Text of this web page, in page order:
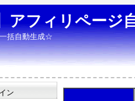
アフィリページ
括自動生成☆
ン